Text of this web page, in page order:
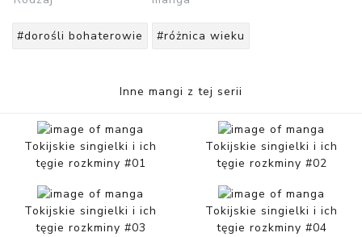
#dorośli bohaterowie #różnica wieku
Inne mangi z tej serii
Tokijskie singielki i ich
tęgie rozkminy #01
Tokijskie singielki i ich
tęgie rozkminy #02
Tokijskie singielki i ich
tęgie rozkminy #03
Tokijskie singielki i ich
tęgie rozkminy #04